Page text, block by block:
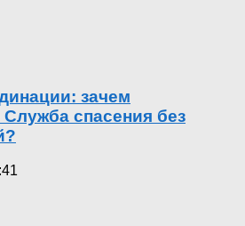
зачем
спасения без